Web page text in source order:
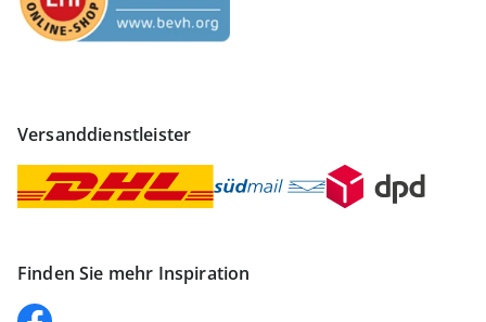
Versanddienstleister
Finden Sie mehr Inspiration